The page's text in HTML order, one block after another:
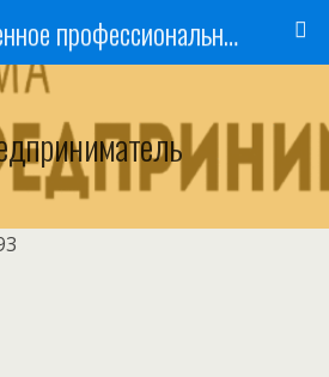
Государственное профессиональное образовательное учреждение